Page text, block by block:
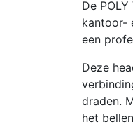
De
kantoor-
een
Deze
draden.
het